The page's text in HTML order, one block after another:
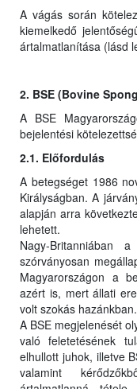
A vágás során
kiemelkedő
ártalmatlanítása (lásd
2. BSE (Bovine
A BSE
bejelentési
2.1. Előfordulás
A betegséget 1986
Királyságban. A
alapján arra
lehetett.
Nagy-Britanniában
szórványosan
Magyarországon a
azért is, mert állati
volt szokás hazánkban.
A BSE megjelenését
való feletetésének
elhullott juhok, illetve
valamint